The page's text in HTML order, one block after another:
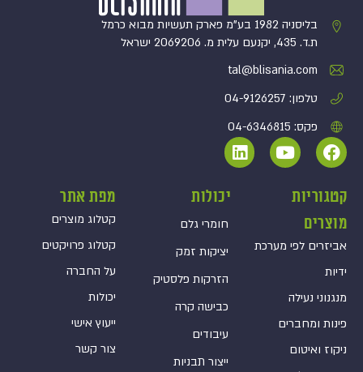
בליסניה 1982 בע”מ פארק תעשיות מבוא כרמל
ת.ד. 435, יקנעם עלית מ. 2069206 ישראל
tal@blisania.com‏
טלפון: 04-9126257
פקס: 04-6346815
קטגוריות
מוצרים
אביזרים לפי מערכת
ידיות
מנגנוני נעילה
פינות ומחברים
ניקוז ואיטום
יכולות
חומרי גלם
יציקות זמק
הזרקות פלסטיק
כבישה קרה
עיבודים
ייצור תבניות
מפת אתר
קטלוג מוצרים
קטלוג פרויקטים
על החברה
יכולות
ייעוץ אישי
צור קשר